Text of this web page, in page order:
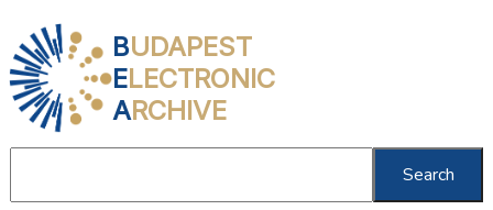
BUDAPEST
ELECTRONIC
ARCHIVE
Search